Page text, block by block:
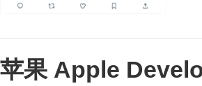
苹果 Apple